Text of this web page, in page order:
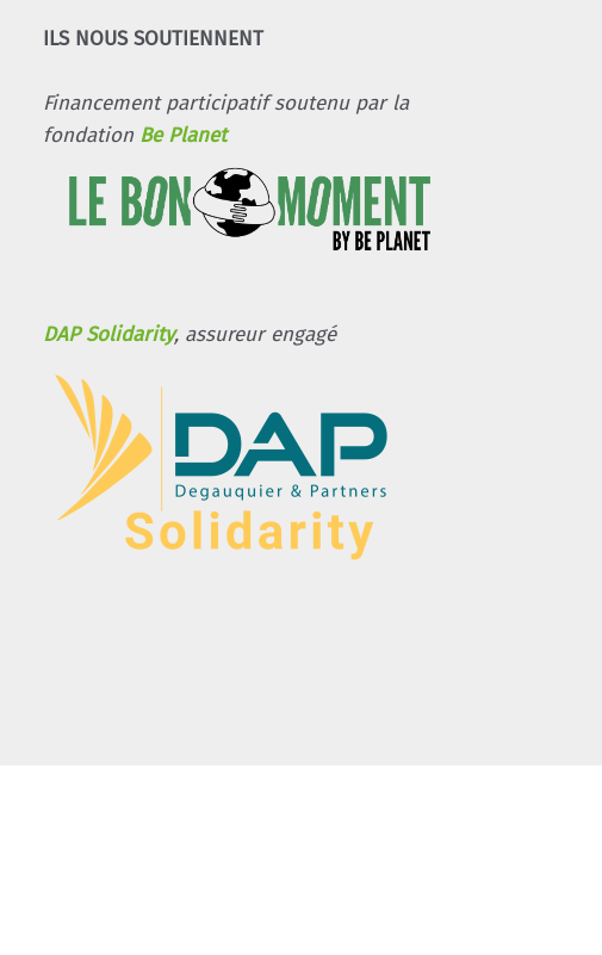
ILS NOUS SOUTIENNENT
Financement participatif soutenu par la
fondation Be Planet
DAP Solidarity, assureur engagé